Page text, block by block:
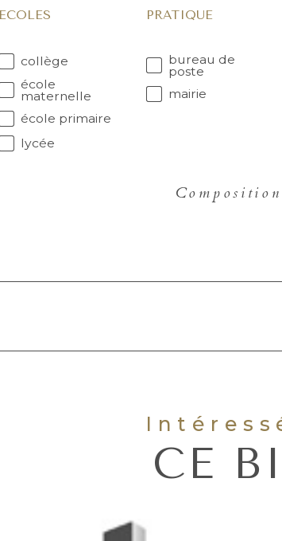
ECOLES
collège
école
maternelle
école primaire
lycée
PRATIQUE
bureau de
poste
mairie
CE